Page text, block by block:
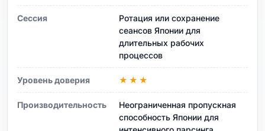
Сессия
Ротация или сохранение
сеансов Японии для
длительных рабочих
процессов
Уровень доверия ★★★
Производительность
Неограниченная пропускная
способность Японии для